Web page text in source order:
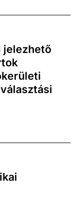
jelezhető